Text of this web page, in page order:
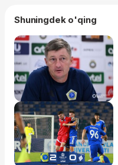
Shuningdek o'qing